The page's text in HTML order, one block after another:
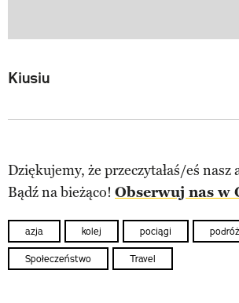
Kiusiu
Dziękujemy, że przeczytałaś/eś nasz
Bądź na bieżąco! Obserwuj nas w
azja kolej pociągi
Społeczeństwo Travel